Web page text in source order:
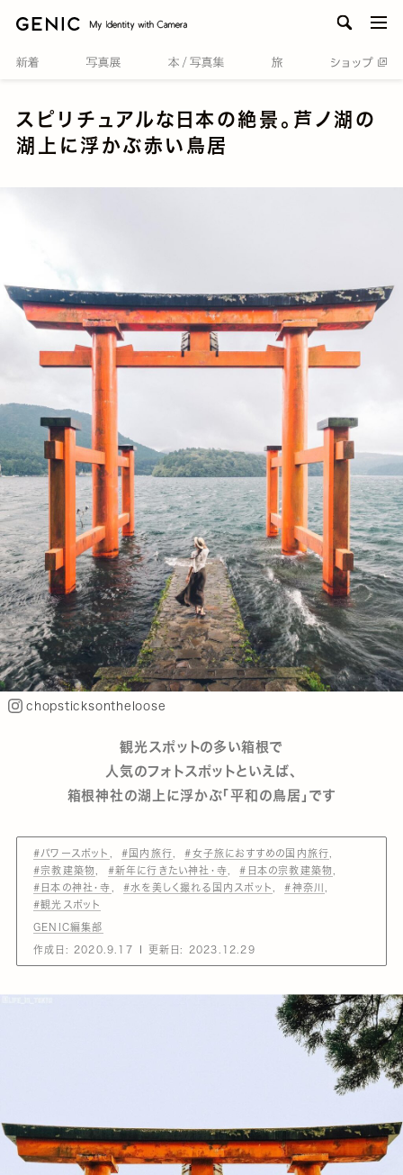
スピリチュアルな日本の絶景。芦ノ湖の
湖上に浮かぶ赤い鳥居
chopsticksontheloose
観光スポットの多い箱根で
人気のフォトスポットといえば、
箱根神社の湖上に浮かぶ「平和の鳥居」です
#パワースポット #国内旅行
#女子旅におすすめの国内旅行
#宗教建築物
#新年に行きたい神社・寺
#日本の宗教建築物
#日本の神社・寺
#水を美しく撮れる国内スポット
#神奈川
#観光スポット
GENIC編集部
作成日: 2020.9.17 更新日: 2023.12.29